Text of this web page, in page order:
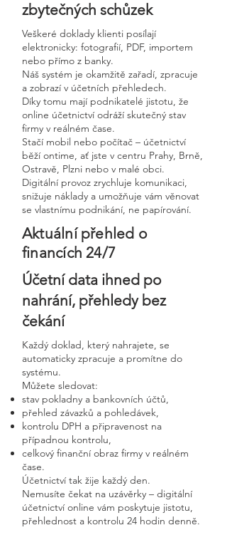
zbytečných schůzek
Veškeré doklady klienti posílají
elektronicky: fotografií, PDF, importem
nebo přímo z banky.
Náš systém je okamžitě zařadí, zpracuje
a zobrazí v účetních přehledech.
Díky tomu mají podnikatelé jistotu, že
online účetnictví odráží skutečný stav
firmy v reálném čase.
Stačí mobil nebo počítač – účetnictví
běží ontime, ať jste v centru Prahy, Brně,
Ostravě, Plzni nebo v malé obci.
Digitální provoz zrychluje komunikaci,
snižuje náklady a umožňuje vám věnovat
se vlastnímu podnikání, ne papírování.
Aktuální přehled o
financích 24/7
Účetní data ihned po
nahrání, přehledy bez
čekání
Každý doklad, který nahrajete, se
automaticky zpracuje a promítne do
systému.
Můžete sledovat:
stav pokladny a bankovních účtů,
přehled závazků a pohledávek,
kontrolu DPH a připravenost na
případnou kontrolu,
celkový finanční obraz firmy v reálném
čase.
Účetnictví tak žije každý den.
Nemusíte čekat na uzávěrky – digitální
účetnictví online vám poskytuje jistotu,
přehlednost a kontrolu 24 hodin denně.